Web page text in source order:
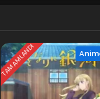
TAMAMLANDI